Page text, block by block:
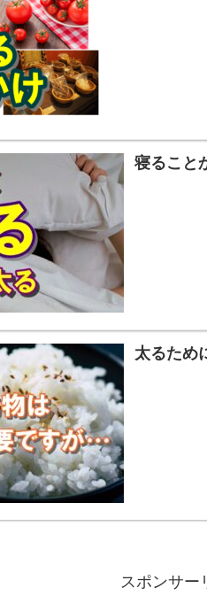
寝ること
太るため
スポンサー